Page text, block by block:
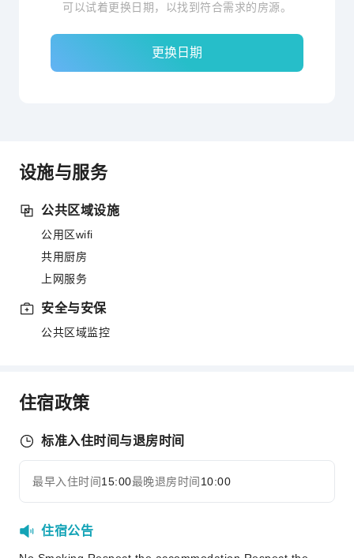
可以试着更换日期，以找到符合需求的房源。
更换日期
设施与服务
公共区域设施
公用区wifi
共用厨房
上网服务
安全与安保
公共区域监控
住宿政策
标准入住时间与退房时间
最早入住时间15:00最晚退房时间 10:00
住宿公告